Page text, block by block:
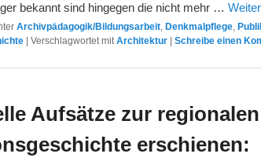
bekannt sind hingegen die nicht mehr …
Archivpädagogik/Bildungsarbeit, Denkmalpflege,
|Verschlagwortet mit Architektur |Schreibe einen
Aufsätze zur regionalen
erschienen: